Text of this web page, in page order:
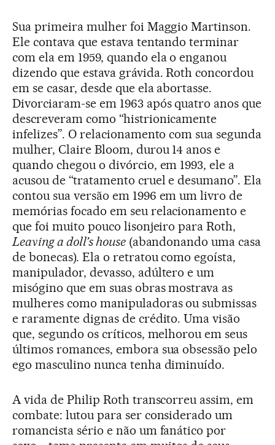
Sua primeira mulher foi Maggio Martinson.
Ele contava que estava tentando terminar
com ela em 1959, quando ela o enganou
dizendo que estava grávida. Roth concordou
em se casar, desde que ela abortasse.
Divorciaram-se em 1963 após quatro anos que
descreveram como “histrionicamente
infelizes”. O relacionamento com sua segunda
mulher, Claire Bloom, durou 14 anos e
quando chegou o divórcio, em 1993, ele a
acusou de “tratamento cruel e desumano”. Ela
contou sua versão em 1996 em um livro de
memórias focado em seu relacionamento e
que foi muito pouco lisonjeiro para Roth,
Leaving a doll’s house(abandonando uma casa
de bonecas). Ela o retratou como egoísta,
manipulador, devasso, adúltero e um
misógino que em suas obras mostrava as
mulheres como manipuladoras ou submissas
e raramente dignas de crédito. Uma visão
que, segundo os críticos, melhorou em seus
últimos romances, embora sua obsessão pelo
ego masculino nunca tenha diminuído.
A vida de Philip Roth transcorreu assim, em
combate: lutou para ser considerado um
romancista sério e não um fanático por